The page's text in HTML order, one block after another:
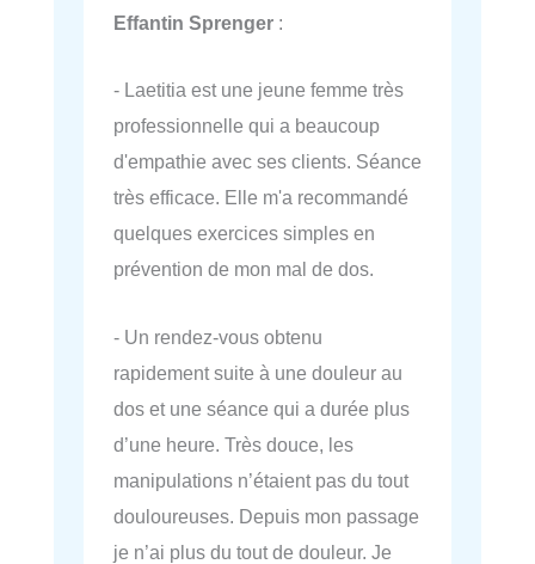
Effantin Sprenger :
- Laetitia est une jeune femme très
professionnelle qui a beaucoup
d'empathie avec ses clients. Séance
très efficace. Elle m'a recommandé
quelques exercices simples en
prévention de mon mal de dos.
- Un rendez-vous obtenu
rapidement suite à une douleur au
dos et une séance qui a durée plus
d’une heure. Très douce, les
manipulations n’étaient pas du tout
douloureuses. Depuis mon passage
je n’ai plus du tout de douleur. Je